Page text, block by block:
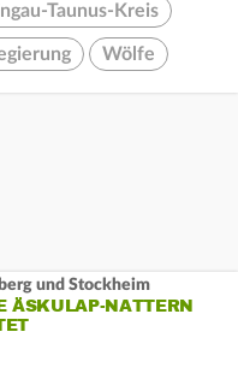
Taunus-Kreis
Wölfe
und Stockheim
ÄSKULAP-NATTERN